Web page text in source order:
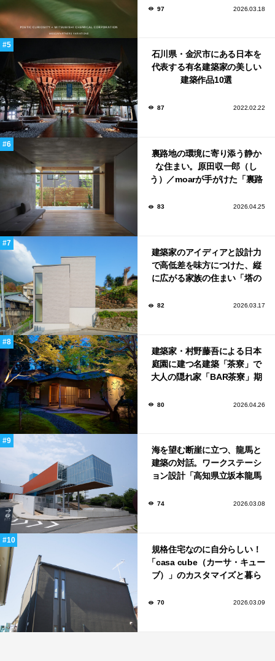
ンウィーク2026で初出展
97 2026.03.18
石川県・金沢市にある日本を
代表する有名建築家の美しい
建築作品10選
87 2022.02.22
裏路地の環境に寄り添う静か
な住まい。原田収一郎（し
う）／moarが手がけた「裏路
83 2026.04.25
建築家のアイディアと設計力
で高低差を味方につけた、縦
に広がる家族の住まい「塔の
82 2026.03.17
建築家・村野藤吾による日本
庭園に建つ名建築「茶寮」で
大人の隠れ家「BAR茶寮」期
80 2026.04.26
海を望む断崖に立つ、龍馬と
建築の対話。ワークステーシ
ョン設計「高知県立坂本龍馬
74 2026.03.08
規格住宅なのに自分らしい！
「casa cube（カーサ・キュー
ブ）」のカスタマイズと暮ら
70 2026.03.09